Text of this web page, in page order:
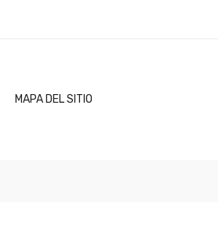
MAPA DEL SITIO